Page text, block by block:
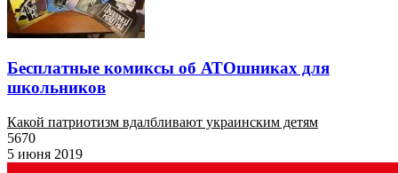
Бесплатные комиксы об АТОшниках для
школьников
Какой патриотизм вдалбливают украинским детям
5670
5 июня 2019